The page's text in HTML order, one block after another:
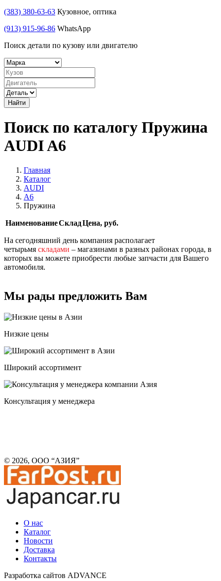
(383) 380-63-63 Кузовное, оптика
(913) 915-96-86 WhatsApp
Поиск детали по кузову или двигателю
Найти
Поиск по каталогу Пружина
AUDI A6
Главная
Каталог
AUDI
A6
Пружина
НаименованиеСкладЦена, руб.
На сегодняшний день компания располагает
четырьмя складами – магазинами в разных районах города, в
которых вы можете приобрести любые запчасти для Вашего
автомобиля.
Мы рады предложить Вам
Низкие цены
Широкий ассортимент
Консультация у менеджера
© 2026, ООО “АЗИЯ”
О нас
Каталог
Новости
Доставка
Контакты
Разработка сайтов ADVANCE